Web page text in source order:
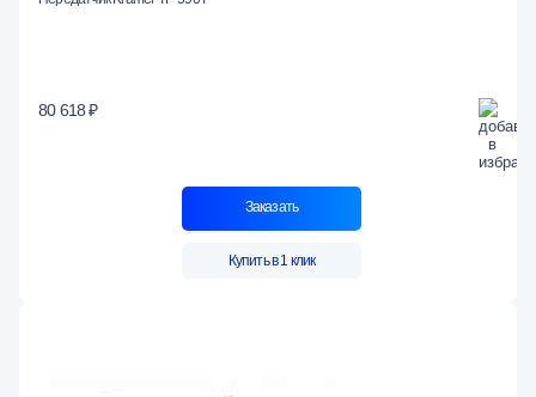
80 618 ₽
Заказать
Купить в 1 клик